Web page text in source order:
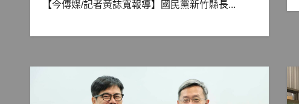
【今傳媒/記者黃誌寬報導】國民黨新竹縣長...